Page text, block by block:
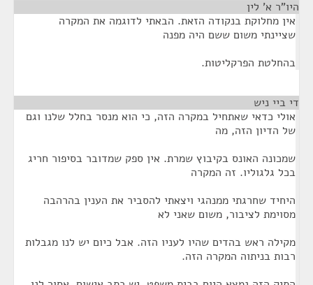
היו"ר א' לין
אין מחלוקת בנקודה הזאת. הבאתי לדוגמה את המקרה
שציינתי משום ששם היה מפנה
בהחלטת הפרקליטות.
די ביי ניש
אולי כדאי שאתחיל במקרה הזה, כי הוא מנסר בחלל שלנו וגם
של הדיון הזה, מה
שמכונה האונס בקיבוץ שמרת. אין ספק שמדובר בסיפור חריג
בכל גלגוליו. זה המקרה
היחיד שחרגתי ממנהגי ויצאתי להסביר את הענין בהרהבה
מסוימת לציבור, משום שאני לא
מקילה ראש בהדים שהיו לעניו הזה. אבל כיום יש לנו מגבלות
רבות בניתוה המקרה הזה.